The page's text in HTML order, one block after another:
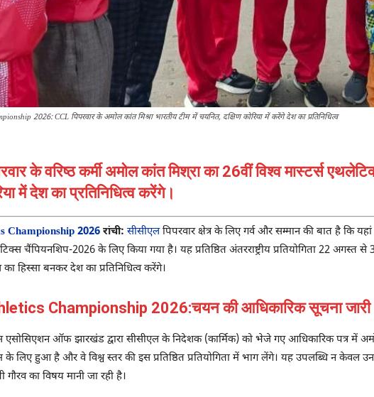
2026: CCL पिपरवार के अमोल कांत मिश्रा भारतीय टीम में चयनित, दक्षिण कोरिया में करेंगे देश का प्रतिनिधित्व
के वरिष्ठ कर्मी अमोल कांत मिश्रा का 26वीं विश्व मास्टर्स
में देश का प्रतिनिधित्व करेंगे।
Championship 2026 रांची: सीसीएलपिपरवार क्षेत्र के लिए गर्व और सम्मान की बात है कि
चैंपियनशिप-2026 के लिए किया गया है। यह प्रतिष्ठित अंतरराष्ट्रीय प्रतियोगिता 22
का हिस्सा बनकर देश का प्रतिनिधित्व करेंगे।
Championship 2026:चयन की आधिकारिक सूचना जारी
एसोसिएशन ऑफ झारखंड द्वारा सीसीएल के निदेशक (कार्मिक) को भेजे गए आधिकारिक पत्र में
के लिए हुआ है और वे विश्व स्तर की इस प्रतिष्ठित प्रतियोगिता में भाग लेंगे। यह उपलब्धि न केवल
का विषय मानी जा रही है।